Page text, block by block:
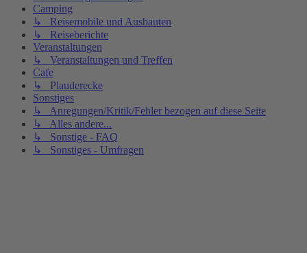
Camping
↳ Reisemobile und Ausbauten
↳ Reiseberichte
Veranstaltungen
↳ Veranstaltungen und Treffen
Cafe
↳ Plauderecke
Sonstiges
↳ Anregungen/Kritik/Fehler bezogen auf diese Seite
↳ Alles andere...
↳ Sonstige - FAQ
↳ Sonstiges - Umfragen